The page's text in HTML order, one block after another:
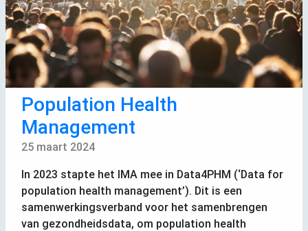
Population Health
Management
25 maart 2024
In 2023 stapte het IMA mee in Data4PHM (‘Data for
population health management’). Dit is een
samenwerkingsverband voor het samenbrengen
van gezondheidsdata, om population health